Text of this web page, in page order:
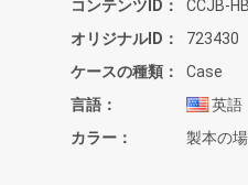
コンテンツID
CCJB-
オリジナルID
723430
ケースの種類
Case
言語
英語
カラー
製本の